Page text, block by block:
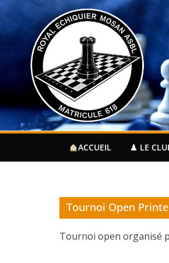
Passer
contenu
ACCUEIL ♟ LE
Tournoi Open
Tournoi open organisé